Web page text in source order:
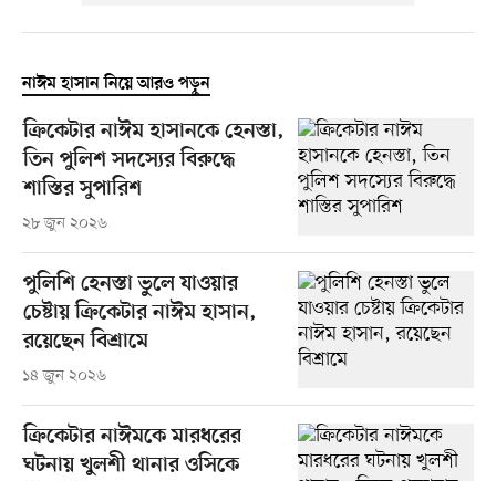
নাঈম হাসান নিয়ে আরও পড়ুন
ক্রিকেটার নাঈম হাসানকে হেনস্তা,
তিন পুলিশ সদস্যের বিরুদ্ধে
শাস্তির সুপারিশ
২৮ জুন ২০২৬
পুলিশি হেনস্তা ভুলে যাওয়ার
চেষ্টায় ক্রিকেটার নাঈম হাসান,
রয়েছেন বিশ্রামে
১৪ জুন ২০২৬
ক্রিকেটার নাঈমকে মারধরের
ঘটনায় খুলশী থানার ওসিকে